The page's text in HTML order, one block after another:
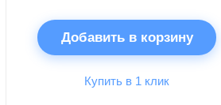
Добавить в корзину
Купить в 1 клик